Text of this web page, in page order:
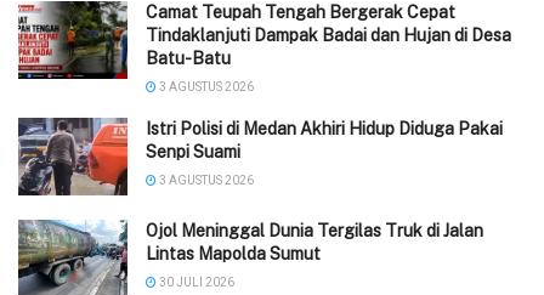
Camat Teupah Tengah Bergerak Cepat
Tindaklanjuti Dampak Badai dan Hujan di Desa
Batu-Batu
3 AGUSTUS 2026
‎Istri Polisi di Medan Akhiri Hidup Diduga Pakai
Senpi Suami
3 AGUSTUS 2026
Ojol Meninggal Dunia Tergilas Truk di Jalan
Lintas Mapolda Sumut
30 JULI 2026